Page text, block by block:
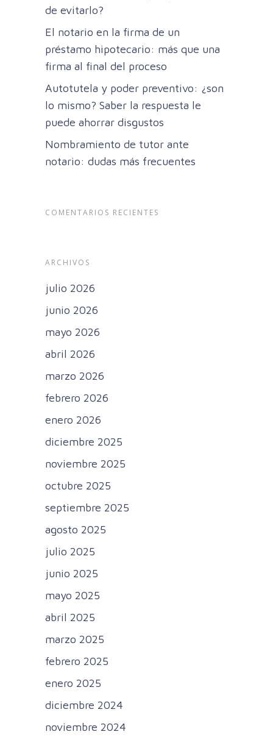
de evitarlo?
El notario en la firma de un
préstamo hipotecario: más que una
firma al final del proceso
Autotutela y poder preventivo: ¿son
lo mismo? Saber la respuesta le
puede ahorrar disgustos
Nombramiento de tutor ante
notario: dudas más frecuentes
COMENTARIOS RECIENTES
ARCHIVOS
julio 2026
junio 2026
mayo 2026
abril 2026
marzo 2026
febrero 2026
enero 2026
diciembre 2025
noviembre 2025
octubre 2025
septiembre 2025
agosto 2025
julio 2025
junio 2025
mayo 2025
abril 2025
marzo 2025
febrero 2025
enero 2025
diciembre 2024
noviembre 2024